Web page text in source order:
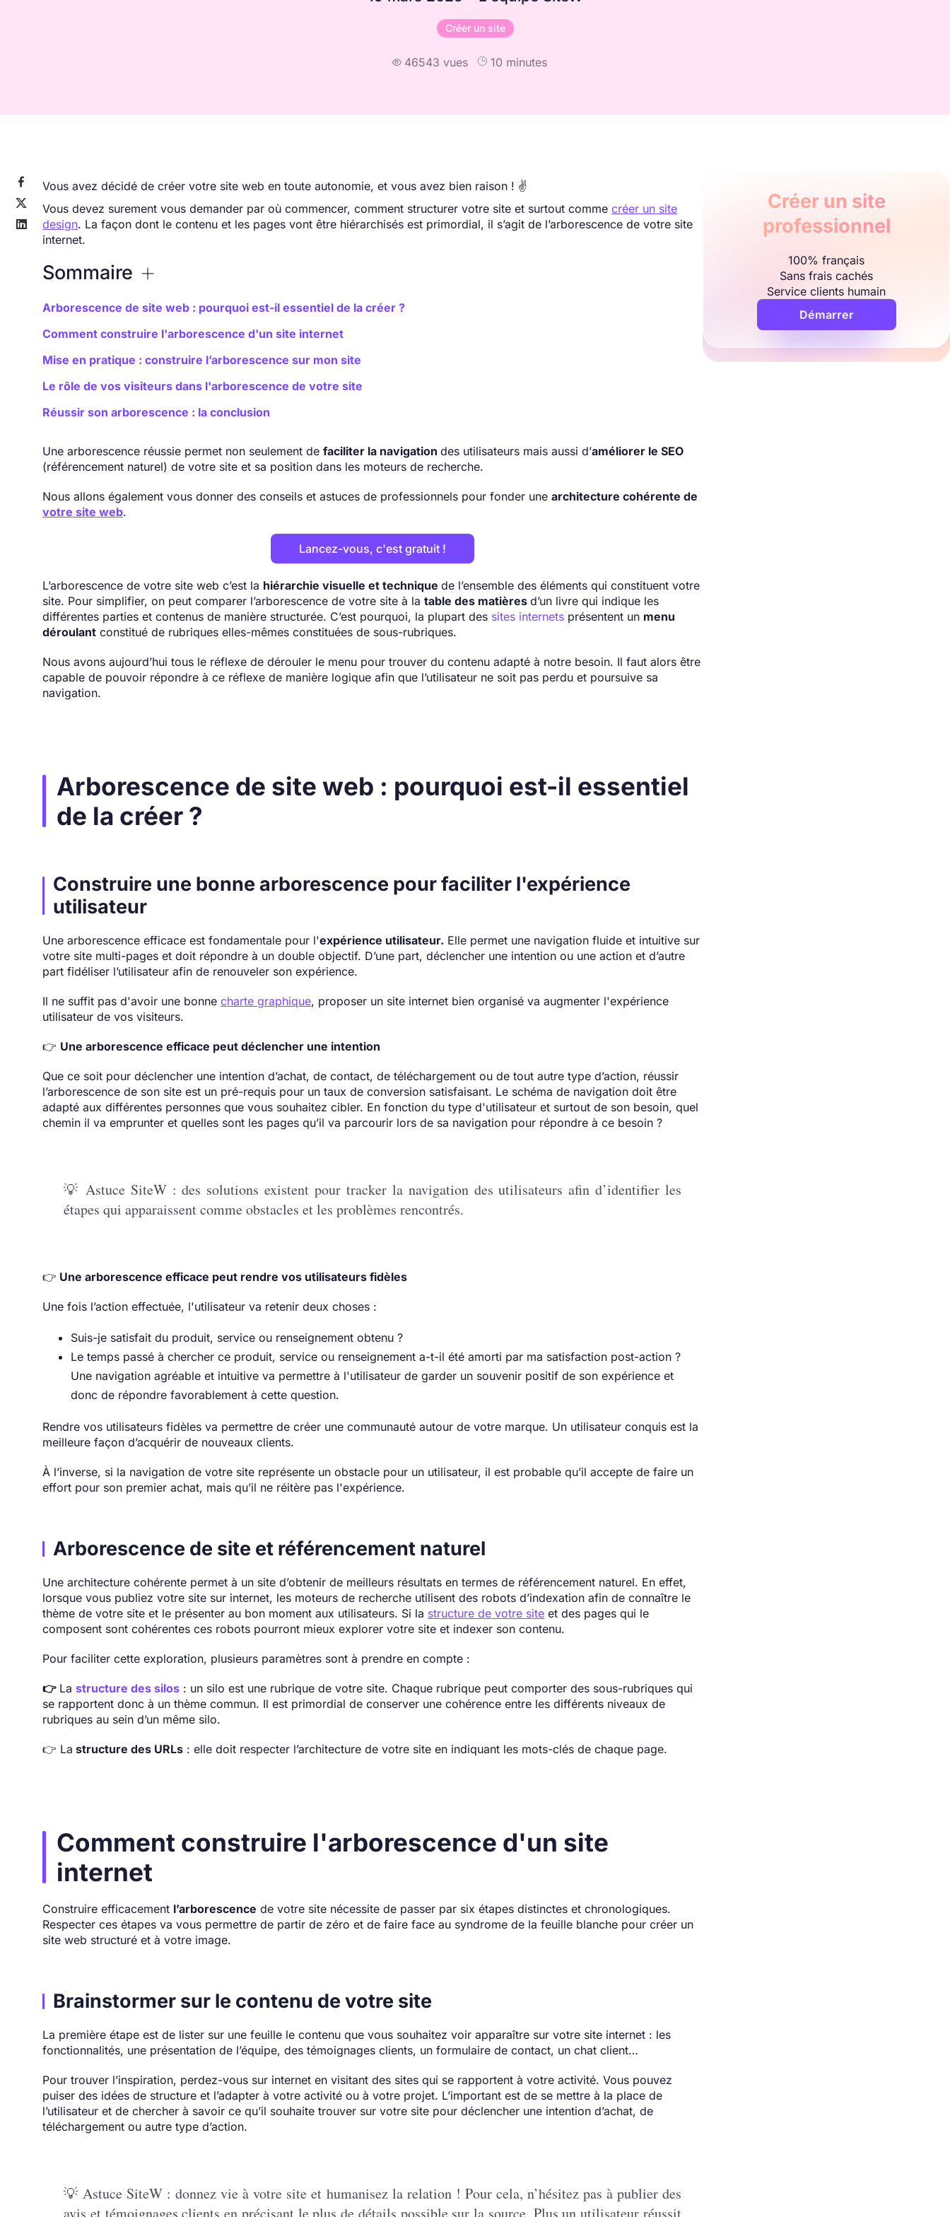
Créer un site
 46543 vues 10 minutes



Vous avez décidé de créer votre site web en toute autonomie, et vous avez bien raison ! ✌️
Vous devez surement vous demander par où commencer, comment structurer votre site et surtout comme créer un site
design. La façon dont le contenu et les pages vont être hiérarchisés est primordial, il s’agit de l’arborescence de votre site
internet.
Sommaire
Arborescence de site web : pourquoi est-il essentiel de la créer ?
Comment construire l'arborescence d'un site internet
Mise en pratique : construire l’arborescence sur mon site
Le rôle de vos visiteurs dans l'arborescence de votre site
Réussir son arborescence : la conclusion
Une arborescence réussie permet non seulement de faciliter la navigation des utilisateurs mais aussi d’améliorer le SEO
(référencement naturel) de votre site et sa position dans les moteurs de recherche.
Nous allons également vous donner des conseils et astuces de professionnels pour fonder une architecture cohérente de
votre site web.
Lancez-vous, c'est gratuit !
L’arborescence de votre site web c’est la hiérarchie visuelle et technique de l’ensemble des éléments qui constituent votre
site. Pour simplifier, on peut comparer l’arborescence de votre site à la table des matières d’un livre qui indique les
différentes parties et contenus de manière structurée. C’est pourquoi, la plupart des sites internets présentent un menu
déroulant constitué de rubriques elles-mêmes constituées de sous-rubriques.
Nous avons aujourd’hui tous le réflexe de dérouler le menu pour trouver du contenu adapté à notre besoin. Il faut alors être
capable de pouvoir répondre à ce réflexe de manière logique afin que l’utilisateur ne soit pas perdu et poursuive sa
navigation.
Arborescence de site web : pourquoi est-il essentiel
de la créer ?
Construire une bonne arborescence pour faciliter l'expérience
utilisateur
Une arborescence efficace est fondamentale pour l'expérience utilisateur. Elle permet une navigation fluide et intuitive sur
votre site multi-pages et doit répondre à un double objectif. D’une part, déclencher une intention ou une action et d’autre
part fidéliser l’utilisateur afin de renouveler son expérience.
Il ne suffit pas d'avoir une bonne charte graphique, proposer un site internet bien organisé va augmenter l'expérience
utilisateur de vos visiteurs.
👉 Une arborescence efficace peut déclencher une intention
Que ce soit pour déclencher une intention d’achat, de contact, de téléchargement ou de tout autre type d’action, réussir
l’arborescence de son site est un pré-requis pour un taux de conversion satisfaisant. Le schéma de navigation doit être
adapté aux différentes personnes que vous souhaitez cibler. En fonction du type d'utilisateur et surtout de son besoin, quel
chemin il va emprunter et quelles sont les pages qu’il va parcourir lors de sa navigation pour répondre à ce besoin ?
💡 Astuce SiteW : des solutions existent pour tracker la navigation des utilisateurs afin d’identifier les
étapes qui apparaissent comme obstacles et les problèmes rencontrés.
👉 Une arborescence efficace peut rendre vos utilisateurs fidèles
Une fois l’action effectuée, l'utilisateur va retenir deux choses :
Suis-je satisfait du produit, service ou renseignement obtenu ?
Le temps passé à chercher ce produit, service ou renseignement a-t-il été amorti par ma satisfaction post-action ?
Une navigation agréable et intuitive va permettre à l'utilisateur de garder un souvenir positif de son expérience et
donc de répondre favorablement à cette question.
Rendre vos utilisateurs fidèles va permettre de créer une communauté autour de votre marque. Un utilisateur conquis est la
meilleure façon d’acquérir de nouveaux clients.
À l’inverse, si la navigation de votre site représente un obstacle pour un utilisateur, il est probable qu’il accepte de faire un
effort pour son premier achat, mais qu’il ne réitère pas l'expérience.
Arborescence de site et référencement naturel
Une architecture cohérente permet à un site d’obtenir de meilleurs résultats en termes de référencement naturel. En effet,
lorsque vous publiez votre site sur internet, les moteurs de recherche utilisent des robots d’indexation afin de connaître le
thème de votre site et le présenter au bon moment aux utilisateurs. Si la structure de votre site et des pages qui le
composent sont cohérentes ces robots pourront mieux explorer votre site et indexer son contenu.
Pour faciliter cette exploration, plusieurs paramètres sont à prendre en compte :
👉 La structure des silos : un silo est une rubrique de votre site. Chaque rubrique peut comporter des sous-rubriques qui
se rapportent donc à un thème commun. Il est primordial de conserver une cohérence entre les différents niveaux de
rubriques au sein d’un même silo.
👉 La structure des URLs : elle doit respecter l’architecture de votre site en indiquant les mots-clés de chaque page.
Comment construire l'arborescence d'un site
internet
Construire efficacement l’arborescence de votre site nécessite de passer par six étapes distinctes et chronologiques.
Respecter ces étapes va vous permettre de partir de zéro et de faire face au syndrome de la feuille blanche pour créer un
site web structuré et à votre image.
Brainstormer sur le contenu de votre site
La première étape est de lister sur une feuille le contenu que vous souhaitez voir apparaître sur votre site internet : les
fonctionnalités, une présentation de l’équipe, des témoignages clients, un formulaire de contact, un chat client…
Pour trouver l’inspiration, perdez-vous sur internet en visitant des sites qui se rapportent à votre activité. Vous pouvez
puiser des idées de structure et l’adapter à votre activité ou à votre projet. L’important est de se mettre à la place de
l’utilisateur et de chercher à savoir ce qu’il souhaite trouver sur votre site pour déclencher une intention d’achat, de
téléchargement ou autre type d’action.
💡 Astuce SiteW : donnez vie à votre site et humanisez la relation ! Pour cela, n’hésitez pas à publier des
Créer un site
professionnel
100% français
Sans frais cachés
Service clients humain
Démarrer